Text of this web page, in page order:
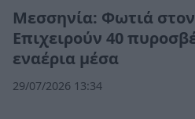
Μεσσηνία: Φωτιά στον
Επιχειρούν 40
εναέρια μέσα
29/07/2026 13:34